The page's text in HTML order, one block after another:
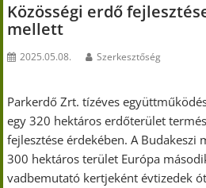
Közösségi erdő
mellett
2025.05.08. Szerkesztőség
Parkerdő Zrt. tízéves
egy 320 hektáros erdőterület
fejlesztése érdekében. A
300 hektáros terület Európa
vadbemutató kertjeként évtizedek